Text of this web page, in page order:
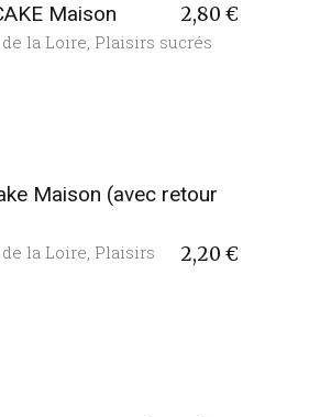
Maison 2,80 €
la Loire, Plaisirs sucrés
Maison (avec retour
2,20 €
la Loire Plaisirs